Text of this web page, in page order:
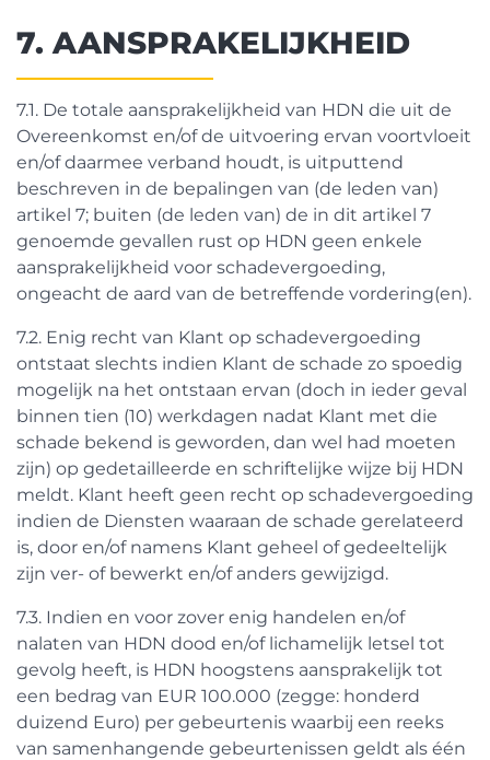
7. AANSPRAKELIJKHEID
7.1. De totale aansprakelijkheid van HDN die uit de
Overeenkomst en/of de uitvoering ervan voortvloeit
en/of daarmee verband houdt, is uitputtend
beschreven in de bepalingen van (de leden van)
artikel 7; buiten (de leden van) de in dit artikel 7
genoemde gevallen rust op HDN geen enkele
aansprakelijkheid voor schadevergoeding,
ongeacht de aard van de betreffende vordering(en).
7.2. Enig recht van Klant op schadevergoeding
ontstaat slechts indien Klant de schade zo spoedig
mogelijk na het ontstaan ervan (doch in ieder geval
binnen tien (10) werkdagen nadat Klant met die
schade bekend is geworden, dan wel had moeten
zijn) op gedetailleerde en schriftelijke wijze bij HDN
meldt. Klant heeft geen recht op schadevergoeding
indien de Diensten waaraan de schade gerelateerd
is, door en/of namens Klant geheel of gedeeltelijk
zijn ver- of bewerkt en/of anders gewijzigd.
7.3. Indien en voor zover enig handelen en/of
nalaten van HDN dood en/of lichamelijk letsel tot
gevolg heeft, is HDN hoogstens aansprakelijk tot
een bedrag van EUR 100.000 (zegge: honderd
duizend Euro) per gebeurtenis waarbij een reeks
van samenhangende gebeurtenissen geldt als één